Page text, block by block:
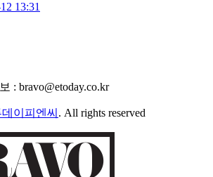
13:31
: bravo@etoday.co.kr
이피엔씨 . All rights reserved